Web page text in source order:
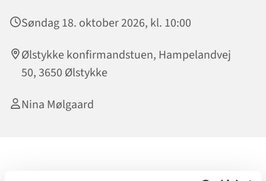
Søndag 18. oktober 2026, kl. 10:00
Ølstykke konfirmandstuen, Hampelandvej
50, 3650 Ølstykke
Nina Mølgaard